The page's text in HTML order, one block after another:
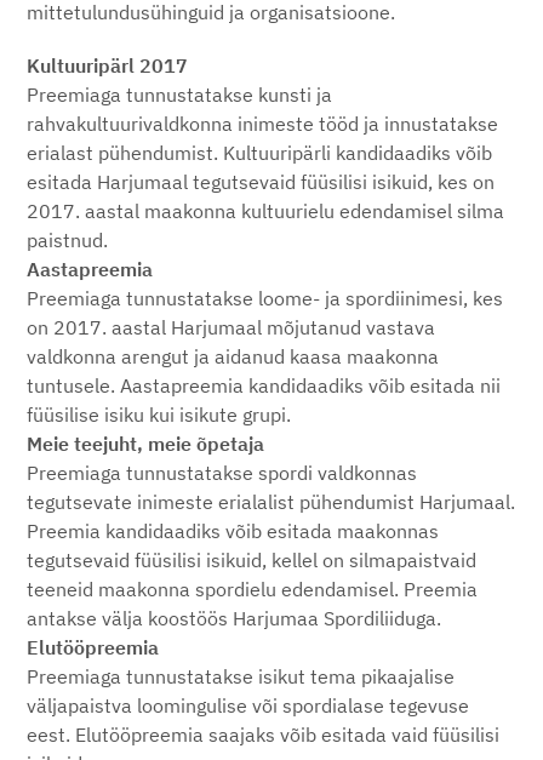
mittetulundusühinguid ja organisatsioone.
Kultuuripärl 2017
Preemiaga tunnustatakse kunsti ja
rahvakultuurivaldkonna inimeste tööd ja innustatakse
erialast pühendumist. Kultuuripärli kandidaadiks võib
esitada Harjumaal tegutsevaid füüsilisi isikuid, kes on
2017. aastal maakonna kultuurielu edendamisel silma
paistnud.
Aastapreemia
Preemiaga tunnustatakse loome- ja spordiinimesi, kes
on 2017. aastal Harjumaal mõjutanud vastava
valdkonna arengut ja aidanud kaasa maakonna
tuntusele. Aastapreemia kandidaadiks võib esitada nii
füüsilise isiku kui isikute grupi.
Meie teejuht, meie õpetaja
Preemiaga tunnustatakse spordi valdkonnas
tegutsevate inimeste erialalist pühendumist Harjumaal.
Preemia kandidaadiks võib esitada maakonnas
tegutsevaid füüsilisi isikuid, kellel on silmapaistvaid
teeneid maakonna spordielu edendamisel. Preemia
antakse välja koostöös Harjumaa Spordiliiduga.
Elutööpreemia
Preemiaga tunnustatakse isikut tema pikaajalise
väljapaistva loomingulise või spordialase tegevuse
eest. Elutööpreemia saajaks võib esitada vaid füüsilisi